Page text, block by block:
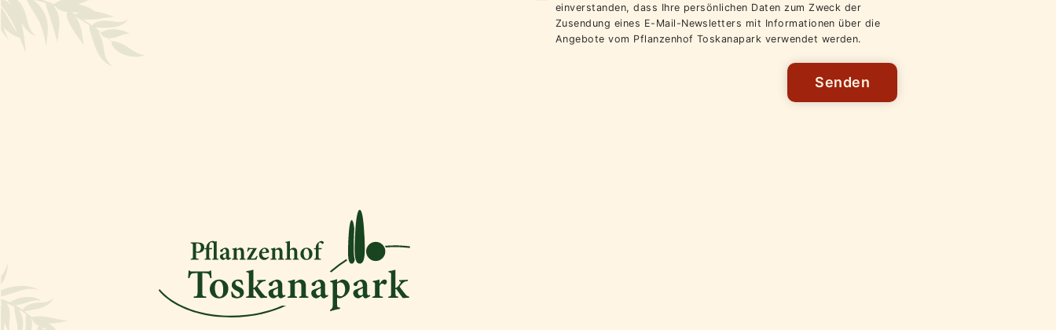
einverstanden, dass Ihre persönlichen Daten zum Zweck der
Zusendung eines E-Mail-Newsletters mit Informationen über die
Angebote vom Pflanzenhof Toskanapark verwendet werden.
Senden